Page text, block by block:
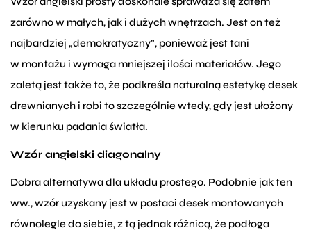
zarówno w małych, jak i dużych wnętrzach. Jest on też
najbardziej „demokratyczny”, ponieważ jest tani
w montażu i wymaga mniejszej ilości materiałów. Jego
zaletą jest także to, że podkreśla naturalną estetykę desek
drewnianych i robi to szczególnie wtedy, gdy jest ułożony
w kierunku padania światła.
Wzór angielski diagonalny
Dobra alternatywa dla układu prostego. Podobnie jak ten
ww., wzór uzyskany jest w postaci desek montowanych
równolegle do siebie, z tą jednak różnicą, że podłoga